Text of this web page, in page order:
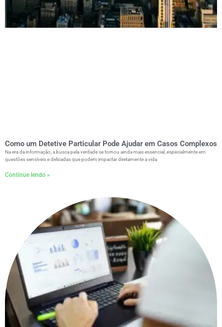
Como um Detetive Particular Pode Ajudar em Casos Complexos
Na era da informação, a busca pela verdade se tornou ainda mais essencial, especialmente em
questões sensíveis e delicadas que podem impactar diretamente a vida
Continue lendo »